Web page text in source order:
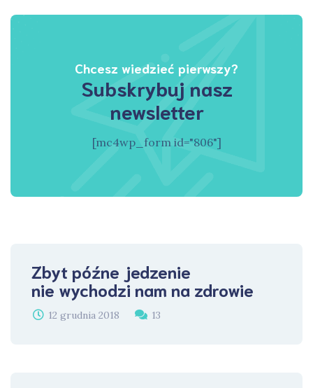
Chcesz wiedzieć pierwszy?
Subskrybuj nasz
newsletter
[mc4wp_form id="806"]
Zbyt późne jedzenie
nie wychodzi nam na zdrowie
12 grudnia 2018 13